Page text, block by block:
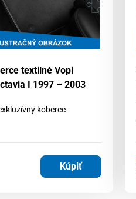
textilné Vopi
I 1997 – 2003
koberec
Kúpiť